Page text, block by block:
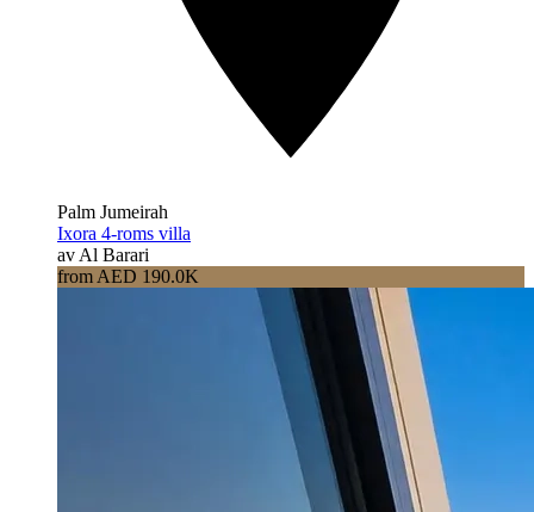
Palm Jumeirah
Ixora 4-roms villa
av Al Barari
from AED 190.0K